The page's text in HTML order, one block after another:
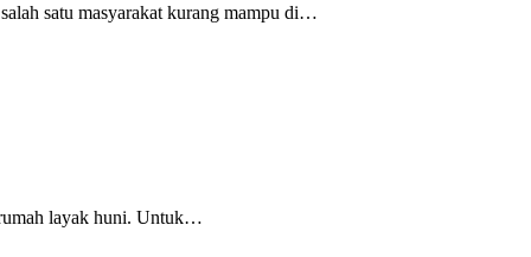
satu masyarakat kurang mampu di…
layak huni. Untuk…